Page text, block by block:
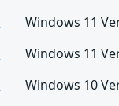
Windows 11
Windows 11
Windows 10